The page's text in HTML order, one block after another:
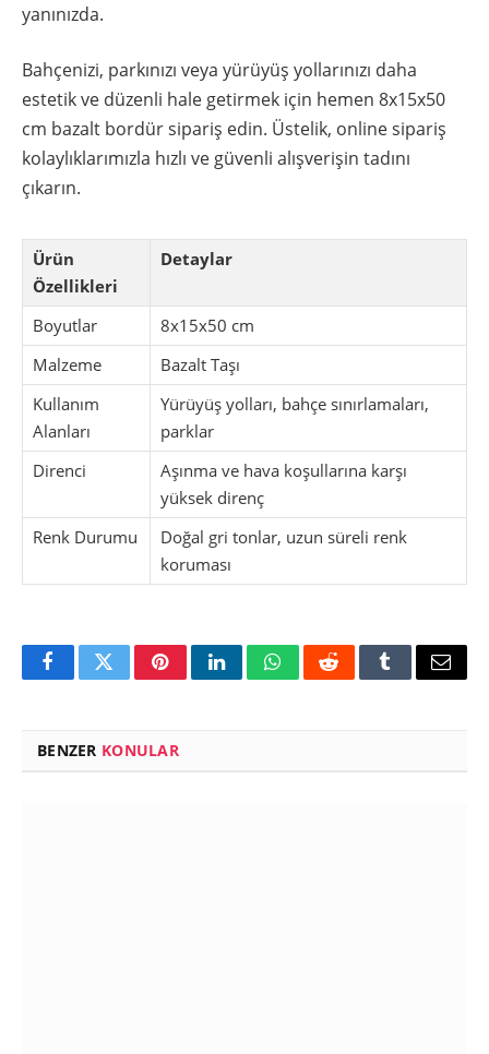
yanınızda.
Bahçenizi, parkınızı veya yürüyüş yollarınızı daha
estetik ve düzenli hale getirmek için hemen 8x15x50
cm bazalt bordür sipariş edin. Üstelik, online sipariş
kolaylıklarımızla hızlı ve güvenli alışverişin tadını
çıkarın.
Ürün
Özellikleri
Detaylar
Boyutlar
8x15x50 cm
Malzeme
Bazalt Taşı
Kullanım
Alanları
Yürüyüş yolları, bahçe sınırlamaları,
parklar
Direnci
Aşınma ve hava koşullarına karşı
yüksek direnç
Renk Durumu
Doğal gri tonlar, uzun süreli renk
koruması
FacebookTwitterPinterestLinkedInWhatsAppRedditTumblrEmail
BENZER KONULAR